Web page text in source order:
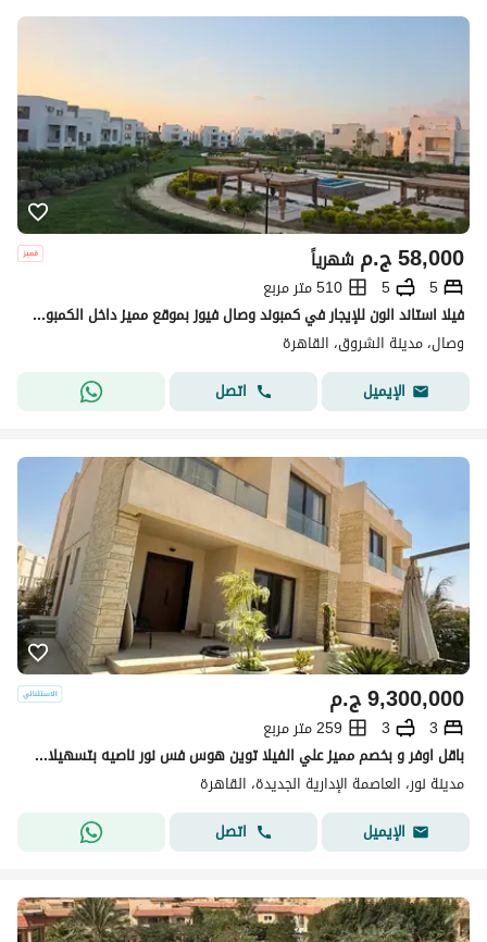
ج.م58,000 شهرياً
5
5
510 متر مربع
فيلا استاند الون للإيجار في كمبوند وصال فيوز بموقع مميز داخل الكمبوند وإطلالة مباشرة على وايد جاردن.
وصال، مدينة الشروق، القاهرة
الإيميل
اتصل
ج.م9,300,000
3
3
259 متر مربع
باقل اوفر و بخصم مميز علي الفيلا توين هوس فس نور ناصيه بتسهيلات استبلنم فوري علي حديقة في نور
مدينة نور، العاصمة الإدارية الجديدة، القاهرة
الإيميل
اتصل